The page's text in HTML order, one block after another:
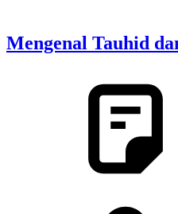
Mengenal Tauhid